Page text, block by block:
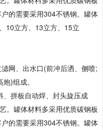
的需要采用304不锈钢。罐体
10立方、13立方、15立
网、出水口(前冲后洒、侧喷;
)组成。
拼板自动焊、封头旋压成
。罐体材料多采用优质碳钢板
的需要采用304不锈钢。罐体